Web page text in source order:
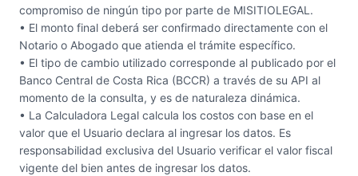
compromiso de ningún tipo por parte de MISITIOLEGAL.
• El monto final deberá ser confirmado directamente con el
Notario o Abogado que atienda el trámite específico.
• El tipo de cambio utilizado corresponde al publicado por el
Banco Central de Costa Rica (BCCR) a través de su API al
momento de la consulta, y es de naturaleza dinámica.
• La Calculadora Legal calcula los costos con base en el
valor que el Usuario declara al ingresar los datos. Es
responsabilidad exclusiva del Usuario verificar el valor fiscal
vigente del bien antes de ingresar los datos.